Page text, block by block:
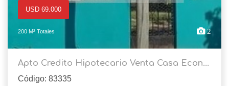
USD 69.000
200 M² Totales 2
Apto Credito Hipotecario Venta Casa Econ...
Código: 83335